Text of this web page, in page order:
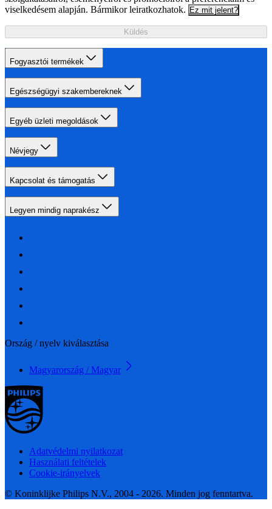
viselkedésem alapján. Bármikor leiratkozhatok. Ez mit jelent?
Küldés
Fogyasztói termékek
Egészségügyi szakembereknek
Egyéb üzleti megoldások
Névjegy
Kapcsolat és támogatás
Legyen mindig naprakész
Ország / nyelv kiválasztása
Magyarország / Magyar
Adatvédelmi nyilatkozat
Használati feltételek
Cookie-irányelvek
© Koninklijke Philips N.V., 2004 - 2026. Minden jog fenntartva.